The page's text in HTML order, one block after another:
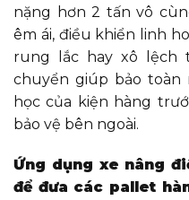
nặng hơn 2 tấn vô
êm ái, điều khiển linh
rung lắc hay xô lệch
chuyển giúp bảo
học của kiện hàng
bảo vệ bên ngoài.
Ứng dụng xe nâng
để đưa các pallet